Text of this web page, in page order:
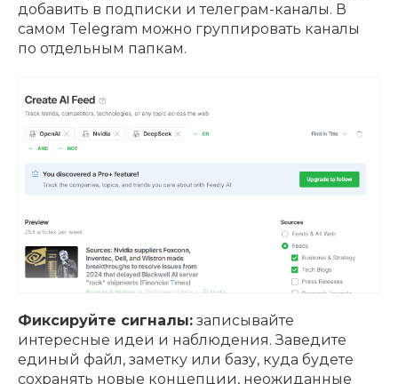
добавить в подписки и телеграм-каналы. В
самом Telegram можно группировать каналы
по отдельным папкам.
Фиксируйте сигналы: записывайте
интересные идеи и наблюдения. Заведите
единый файл, заметку или базу, куда будете
сохранять новые концепции, неожиданные